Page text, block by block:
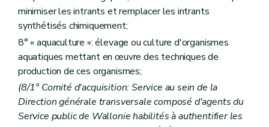
Art. D235
Art. D236
Art. D237
Art. D238
Art. D239
Art. D240
Titre X Les aides agricoles et aquacoles
Chapitre I
Dispositions générales
Section 1re
Les aides
Art. D241
Art. D242
minimiser les intrants et remplacer les intrants
synthétisés chimiquement;
8° « aquaculture »: élevage ou culture d'organismes
aquatiques mettant en œuvre des techniques de
production de ces organismes;
(8/1° Comité d'acquisition: Service au sein de la
Direction générale transversale composé d'agents du
Service public de Wallonie habilités à authentifier les